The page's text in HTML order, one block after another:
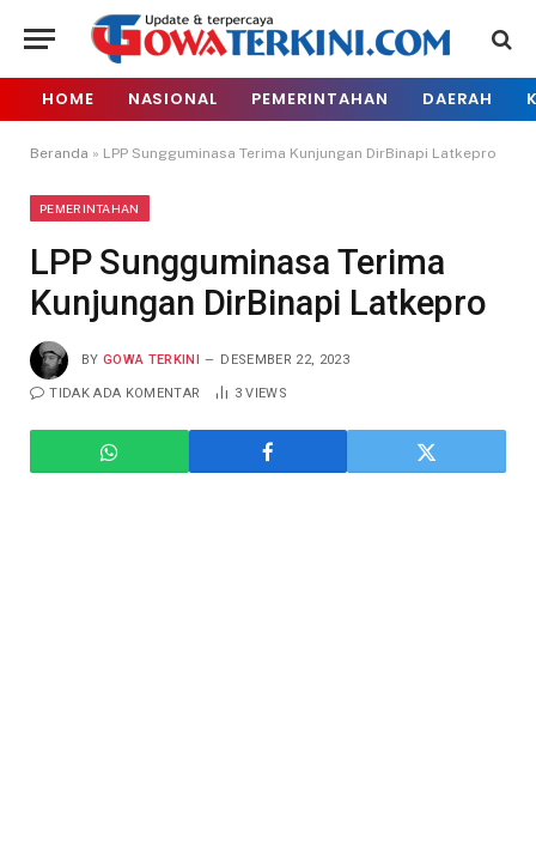
HOME NASIONAL PEMERINTAHAN DAERAH
Beranda » LPP Sungguminasa Terima Kunjungan DirBinapi Latkepro
PEMERINTAHAN
LPP Sungguminasa Terima
Kunjungan DirBinapi Latkepro
BY GOWA TERKINI DESEMBER 22, 2023
TIDAK ADA KOMENTAR 3VIEWS